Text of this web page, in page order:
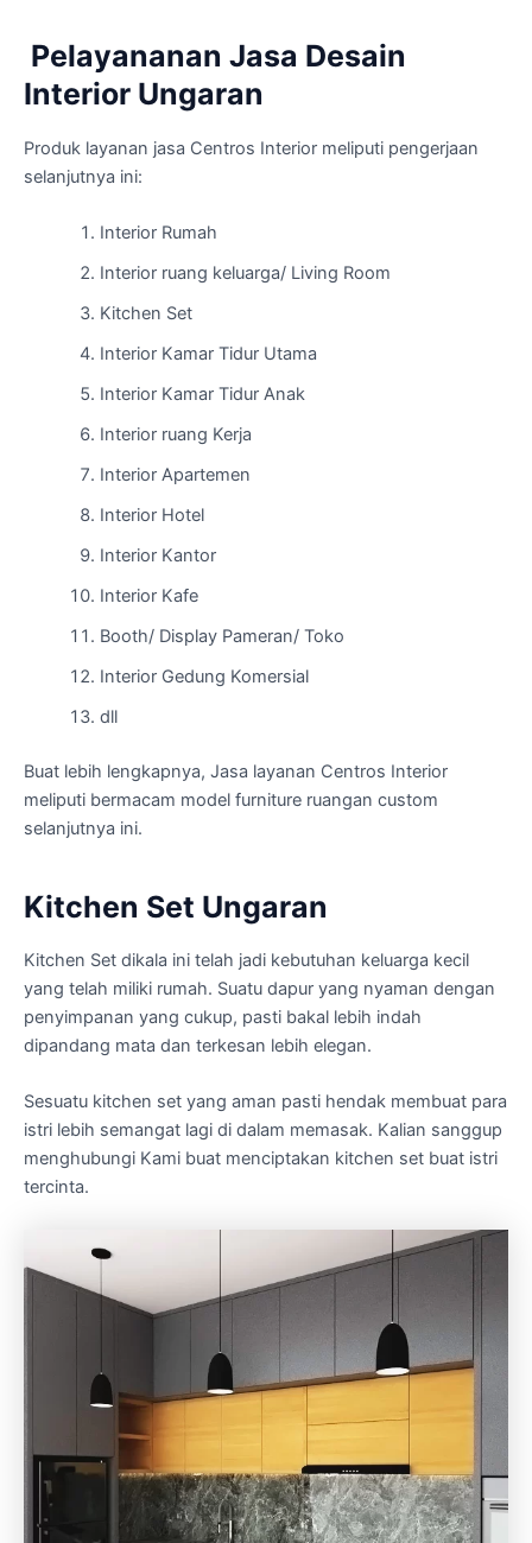
Pelayananan Jasa Desain
Interior Ungaran
Produk layanan jasa Centros Interior meliputi pengerjaan
selanjutnya ini:
Interior Rumah
Interior ruang keluarga/ Living Room
Kitchen Set
Interior Kamar Tidur Utama
Interior Kamar Tidur Anak
Interior ruang Kerja
Interior Apartemen
Interior Hotel
Interior Kantor
Interior Kafe
Booth/ Display Pameran/ Toko
Interior Gedung Komersial
dll
Buat lebih lengkapnya, Jasa layanan Centros Interior
meliputi bermacam model furniture ruangan custom
selanjutnya ini.
Kitchen Set Ungaran
Kitchen Set dikala ini telah jadi kebutuhan keluarga kecil
yang telah miliki rumah. Suatu dapur yang nyaman dengan
penyimpanan yang cukup, pasti bakal lebih indah
dipandang mata dan terkesan lebih elegan.
Sesuatu kitchen set yang aman pasti hendak membuat para
istri lebih semangat lagi di dalam memasak. Kalian sanggup
menghubungi Kami buat menciptakan kitchen set buat istri
tercinta.